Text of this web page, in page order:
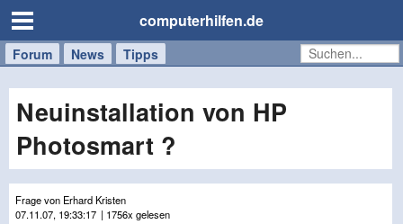
computerhilfen.de
Forum News Tipps
Handy
Tablet
Windows
Mac
Neuinstallation von HP
Photosmart ?
Frage von Erhard Kristen
07.11.07, 19:33:17 | 1756x gelesen